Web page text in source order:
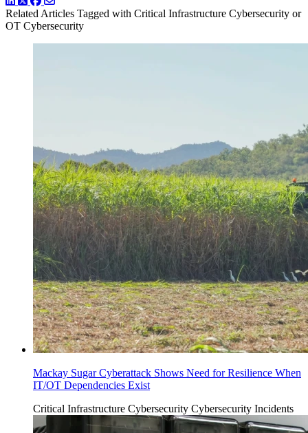
Related Articles Tagged with Critical Infrastructure Cybersecurity or
OT Cybersecurity
Mackay Sugar Cyberattack Shows Need for Resilience When
IT/OT Dependencies Exist
Critical Infrastructure Cybersecurity Cybersecurity Incidents